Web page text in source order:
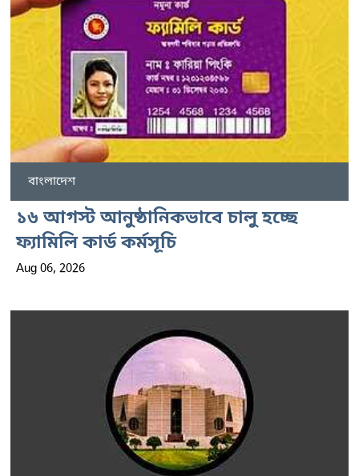
বাংলাদেশ
১৬ আগস্ট আনুষ্ঠানিকভাবে চালু হচ্ছে
ফ্যামিলি কার্ড কর্মসূচি
Aug 06, 2026